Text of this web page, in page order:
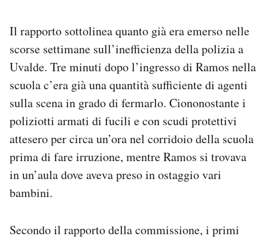
Il rapporto sottolinea quanto già era emerso nelle
scorse settimane sull’inefficienza della polizia a
Uvalde. Tre minuti dopo l’ingresso di Ramos nella
scuola c’era già una quantità sufficiente di agenti
sulla scena in grado di fermarlo. Ciononostante i
poliziotti armati di fucili e con scudi protettivi
attesero per circa un’ora nel corridoio della scuola
prima di fare irruzione, mentre Ramos si trovava
in un’aula dove aveva preso in ostaggio vari
bambini.
Secondo il rapporto della commissione, i primi